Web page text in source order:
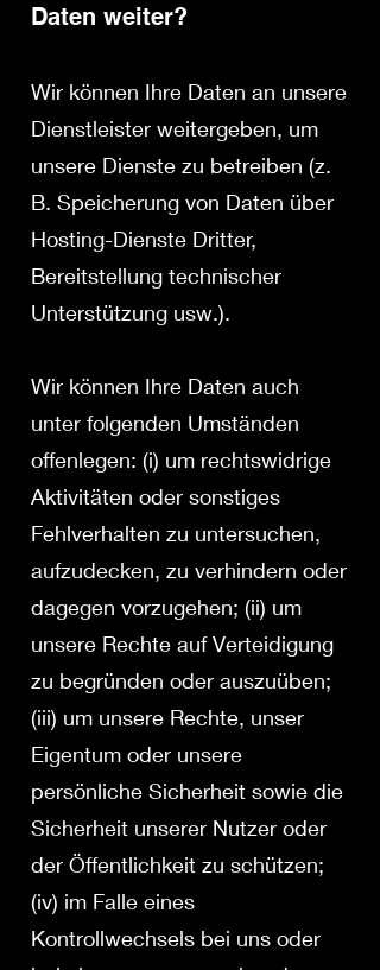
Daten weiter?
Wir können Ihre Daten an unsere
Dienstleister weitergeben, um
unsere Dienste zu betreiben (z.
B. Speicherung von Daten über
Hosting-Dienste Dritter,
Bereitstellung technischer
Unterstützung usw.).
Wir können Ihre Daten auch
unter folgenden Umständen
offenlegen: (i) um rechtswidrige
Aktivitäten oder sonstiges
Fehlverhalten zu untersuchen,
aufzudecken, zu verhindern oder
dagegen vorzugehen; (ii) um
unsere Rechte auf Verteidigung
zu begründen oder auszuüben;
(iii) um unsere Rechte, unser
Eigentum oder unsere
persönliche Sicherheit sowie die
Sicherheit unserer Nutzer oder
der Öffentlichkeit zu schützen;
(iv) im Falle eines
Kontrollwechsels bei uns oder